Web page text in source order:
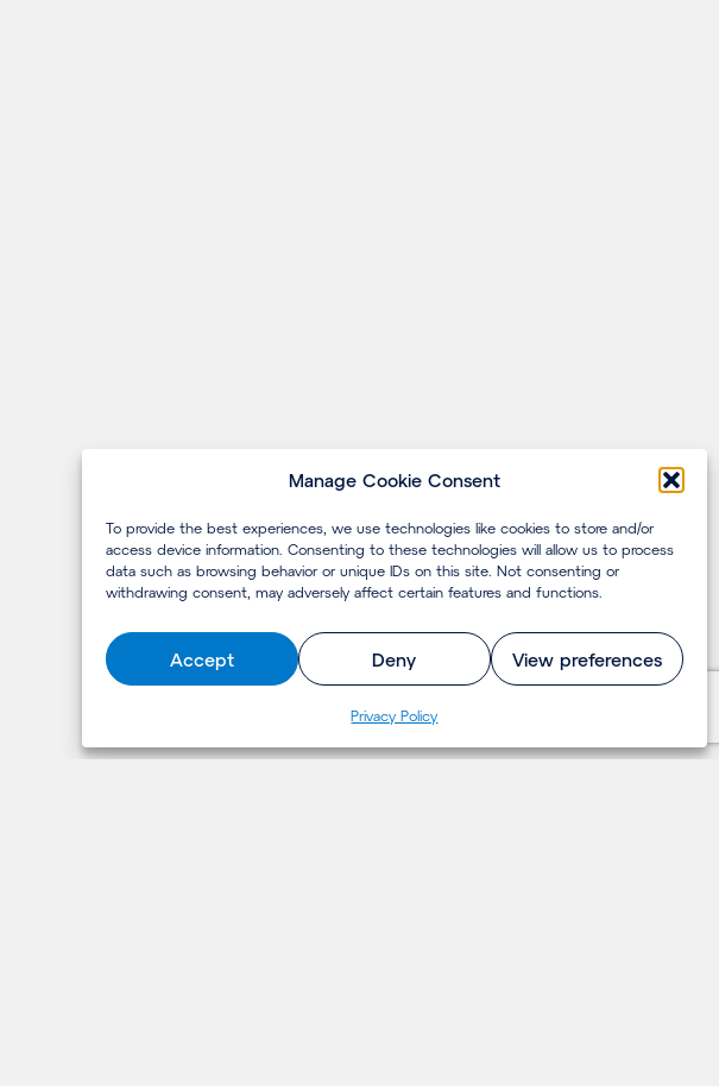
Manage Cookie Consent
To provide the best experiences, we use technologies like cookies to store and/or
access device information. Consenting to these technologies will allow us to process
data such as browsing behavior or unique IDs on this site. Not consenting or
withdrawing consent, may adversely affect certain features and functions.
Accept Deny View preferences
Pri­va­cy Policy